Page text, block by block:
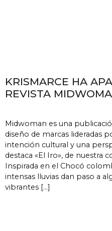
KRISMARCE HA
REVISTA
Midwoman es una
diseño de marcas lideradas
intención cultural y una
destaca «El Iro», de nuestra
Inspirada en el Chocó
intensas lluvias dan paso a
vibrantes […]